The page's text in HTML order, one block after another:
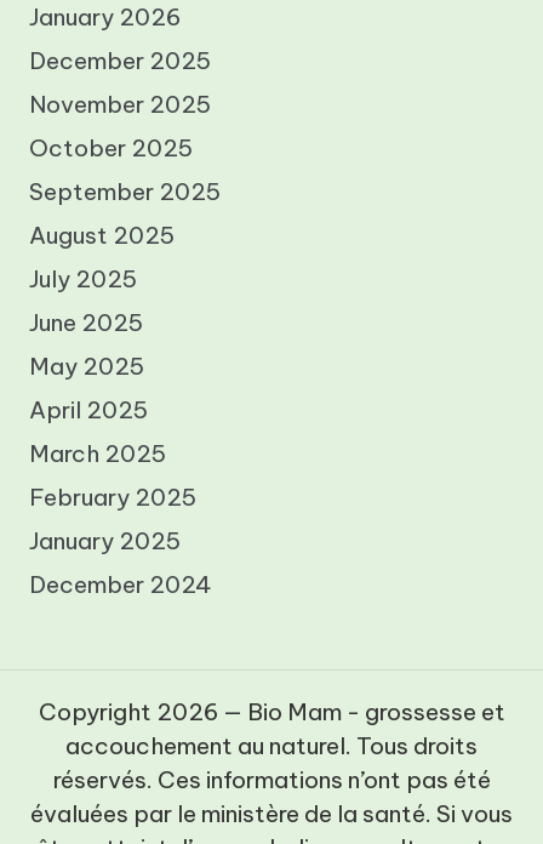
January 2026
December 2025
November 2025
October 2025
September 2025
August 2025
July 2025
June 2025
May 2025
April 2025
March 2025
February 2025
January 2025
December 2024
Copyright 2026 — Bio Mam - grossesse et
accouchement au naturel. Tous droits
réservés. Ces informations n’ont pas été
évaluées par le ministère de la santé. Si vous